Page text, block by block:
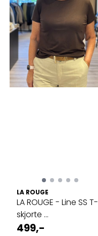
LA ROUGE
LA ROUGE - Line SS T-
skjorte ...
499,-